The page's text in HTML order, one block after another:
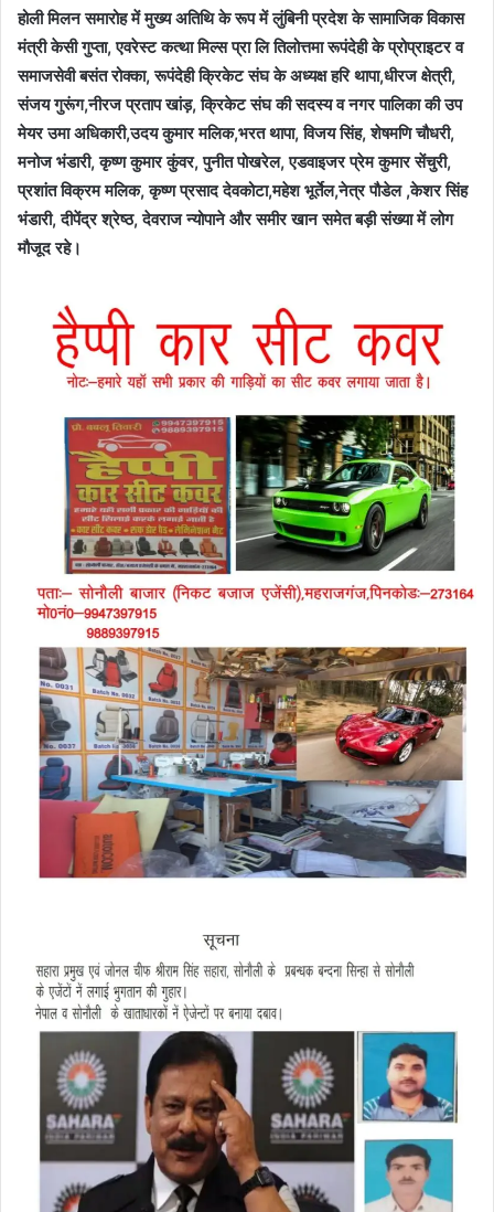
होली मिलन समारोह में मुख्य अतिथि के रूप में लुंबिनी प्रदेश के सामाजिक विकास
मंत्री केसी गुप्ता, एवरेस्ट कत्था मिल्स प्रा लि तिलोत्तमा रूपंदेही के प्रोप्राइटर व
समाजसेवी बसंत रोक्का, रूपंदेही क्रिकेट संघ के अध्यक्ष हरि थापा,धीरज क्षेत्री,
संजय गुरूंग,नीरज प्रताप खांड़, क्रिकेट संघ की सदस्य व नगर पालिका की उप
मेयर उमा अधिकारी,उदय कुमार मलिक,भरत थापा, विजय सिंह, शेषमणि चौधरी,
मनोज भंडारी, कृष्ण कुमार कुंवर, पुनीत पोखरेल, एडवाइजर प्रेम कुमार सेंचुरी,
प्रशांत विक्रम मलिक, कृष्ण प्रसाद देवकोटा,महेश भूर्तेल,नेत्र पौडेल ,केशर सिंह
भंडारी, दीपेंद्र श्रेष्ठ, देवराज न्योपाने और समीर खान समेत बड़ी संख्या में लोग
मौजूद रहे।